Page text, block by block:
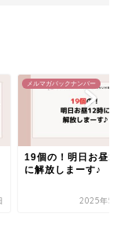
メルマガバックナンバー
19個の！明日お昼
に解放しまーす♪
2025年5